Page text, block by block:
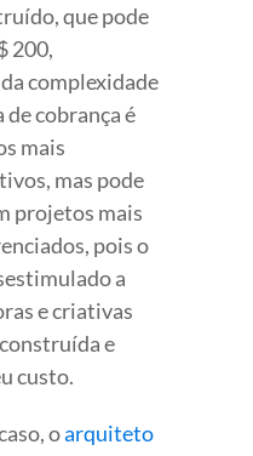
que pode
200,
complexidade
cobrança é
mais
mas pode
projetos mais
pois o
a
e criativas
e
custo.
oarquiteto